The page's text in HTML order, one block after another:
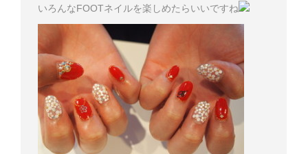
いろんなFOOTネイルを楽しめたらいいですね